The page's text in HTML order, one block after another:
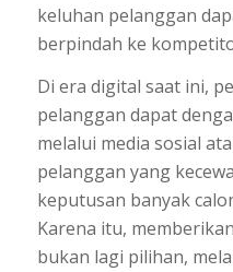
keluhan pelanggan
berpindah ke
Di era digital saat ini,
pelanggan dapat
melalui media sosial
pelanggan yang
keputusan banyak
Karena itu,
bukan lagi pilihan,